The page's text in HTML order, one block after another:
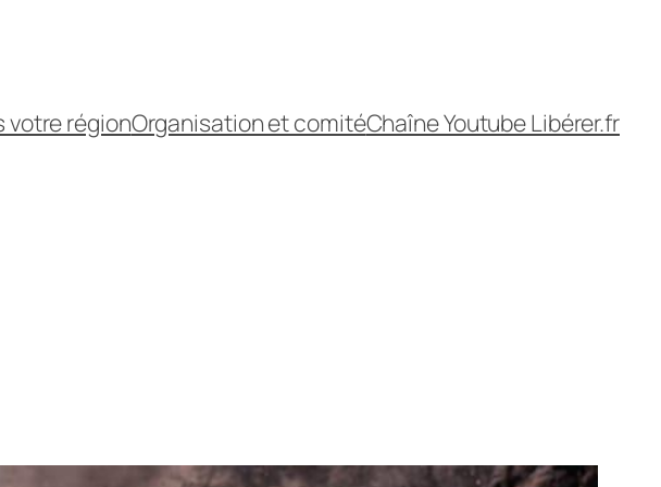
votre régionOrganisation et comitéChaîne Youtube Libérer.fr